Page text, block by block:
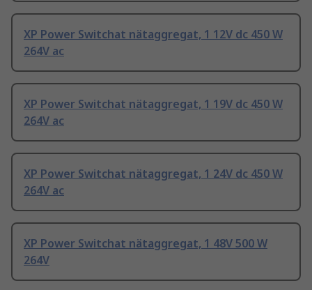
XP Power Switchat nätaggregat, 1 12V dc 450 W
264V ac
XP Power Switchat nätaggregat, 1 19V dc 450 W
264V ac
XP Power Switchat nätaggregat, 1 24V dc 450 W
264V ac
XP Power Switchat nätaggregat, 1 48V 500 W
264V